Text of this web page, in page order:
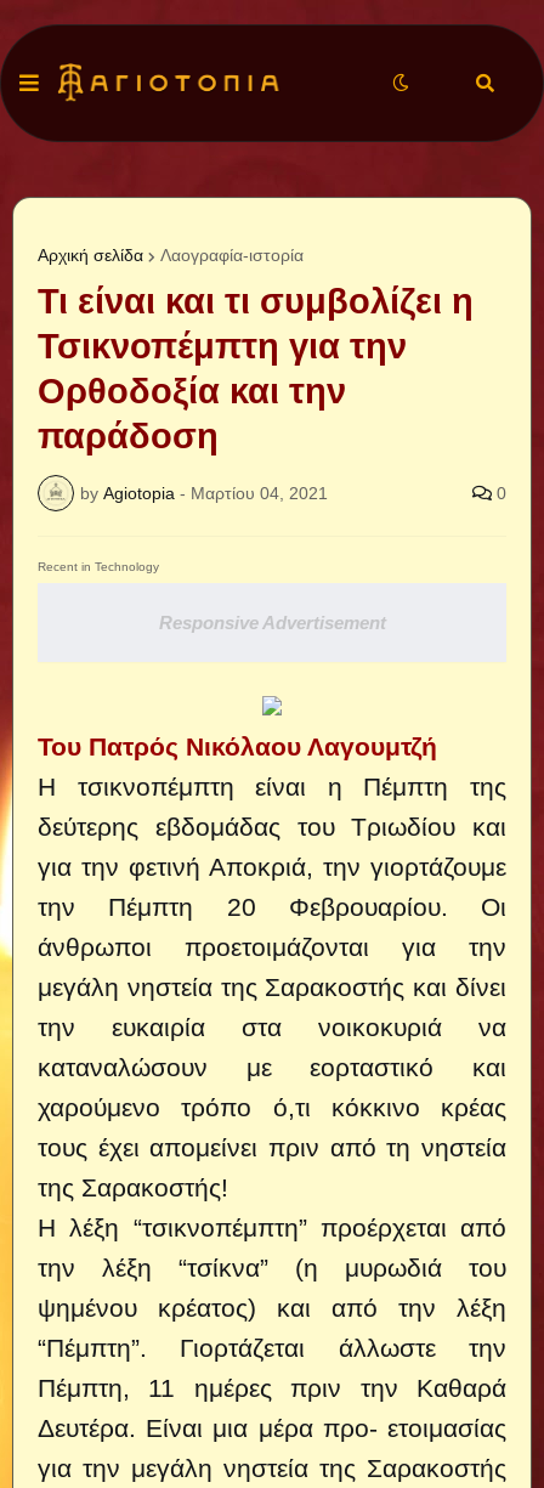
Αρχική σελίδα Λαογραφία-ιστορία
Τι είναι και τι συμβολίζει η
Τσικνοπέμπτη για την
Ορθοδοξία και την
παράδοση
by Agiotopia - Μαρτίου 04, 2021 0
Recent in Technology
Responsive Advertisement
Του Πατρός Νικόλαου Λαγουμτζή
Η τσικνοπέμπτη είναι η Πέμπτη της
δεύτερης εβδομάδας του Τριωδίου και
για την φετινή Αποκριά, την γιορτάζουμε
την Πέμπτη 20 Φεβρουαρίου. Οι
άνθρωποι προετοιμάζονται για την
μεγάλη νηστεία της Σαρακοστής και δίνει
την ευκαιρία στα νοικοκυριά να
καταναλώσουν με εορταστικό και
χαρούμενο τρόπο ό,τι κόκκινο κρέας
τους έχει απομείνει πριν από τη νηστεία
της Σαρακοστής!
Η λέξη “τσικνοπέμπτη” προέρχεται από
την λέξη “τσίκνα” (η μυρωδιά του
ψημένου κρέατος) και από την λέξη
“Πέμπτη”. Γιορτάζεται άλλωστε την
Πέμπτη, 11 ημέρες πριν την Καθαρά
Δευτέρα. Είναι μια μέρα προ- ετοιμασίας
για την μεγάλη νηστεία της Σαρακοστής